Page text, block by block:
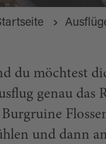
du möchtest
genau das
und dann